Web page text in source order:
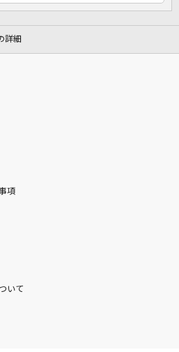
をもっと楽しもう！
詳細
項
いて